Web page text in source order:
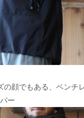
顔でもある、ベンチ
ー